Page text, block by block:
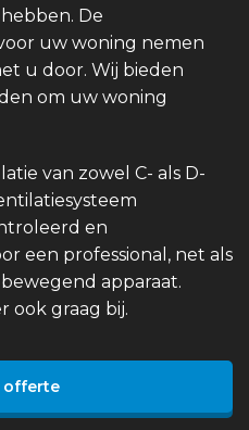
De
uw woning nemen
u door. Wij bieden
om uw woning
van zowel C- als D-
en
een professional, net als
apparaat.
ook graag bij.
offerte